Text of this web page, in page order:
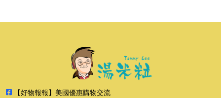
【好物報報】美國優惠購物交流